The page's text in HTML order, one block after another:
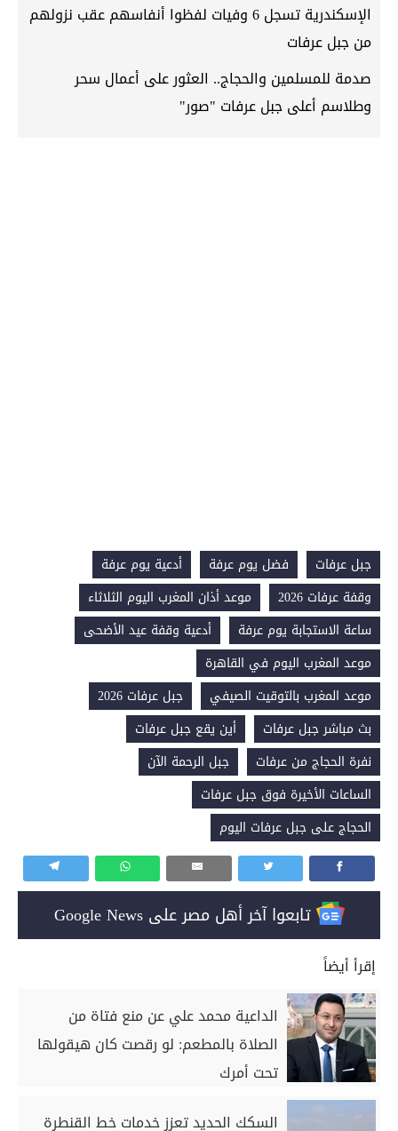
الإسكندرية تسجل 6 وفيات لفظوا أنفاسهم عقب نزولهم
من جبل عرفات
صدمة للمسلمين والحجاج.. العثور على أعمال سحر
وطلاسم أعلى جبل عرفات "صور"
جبل عرفات فضل يوم عرفة
أدعية يوم عرفة
وقفة عرفات 2026
موعد أذان المغرب اليوم الثلاثاء
ساعة الاستجابة يوم عرفة
أدعية وقفة عيد الأضحى
موعد المغرب اليوم في القاهرة
موعد المغرب بالتوقيت الصيفي
جبل عرفات 2026
بث مباشر جبل عرفات
أين يقع جبل عرفات
نفرة الحجاج من عرفات
جبل الرحمة الآن
الساعات الأخيرة فوق جبل عرفات
الحجاج على جبل عرفات اليوم
تابعوا آخر أهل مصر على Google News
إقرأ أيضاً
الداعية محمد علي عن منع فتاة من
الصلاة بالمطعم: لو رقصت كان هيقولها
تحت أمرك
السكك الحديد تعزز خدمات خط القنطرة